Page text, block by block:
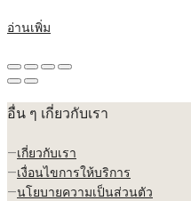
อ่านเพิ่ม
อื่น ๆ เกี่ยวกับเรา
—เกี่ยวกับเรา
—เงื่อนไขการให้บริการ
—นโยบายความเป็นส่วนตัว